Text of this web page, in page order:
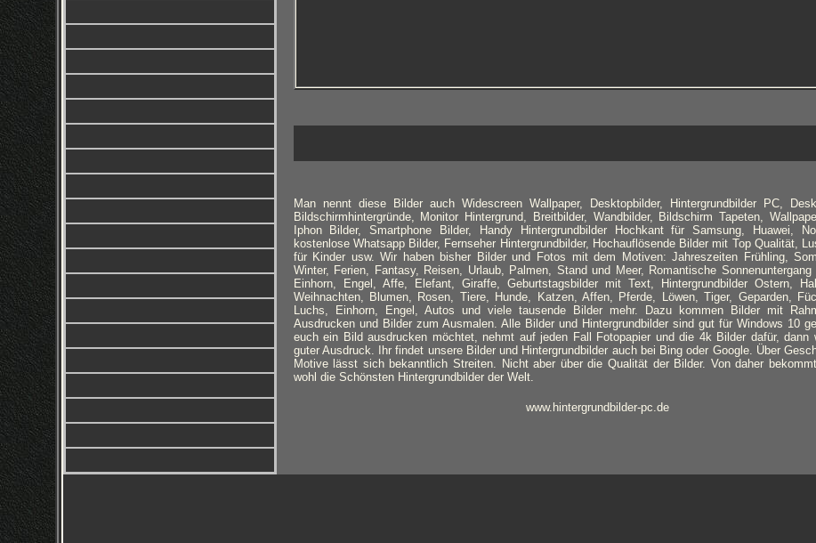
Man nennt diese Bilder auch Widescreen Wallpaper, Desktopbilder, Hintergrundbilder PC,
Bildschirmhintergründe, Monitor Hintergrund, Breitbilder, Wandbilder, Bildschirm Tapeten,
Iphon Bilder, Smartphone Bilder, Handy Hintergrundbilder Hochkant für Samsung, Huawei,
kostenlose Whatsapp Bilder, Fernseher Hintergrundbilder, Hochauflösende Bilder mit Top Qualität,
für Kinder usw. Wir haben bisher Bilder und Fotos mit dem Motiven: Jahreszeiten Frühling,
Winter, Ferien, Fantasy, Reisen, Urlaub, Palmen, Stand und Meer, Romantische Sonnenuntergang
Einhorn, Engel, Affe, Elefant, Giraffe, Geburtstagsbilder mit Text, Hintergrundbilder Ostern,
Weihnachten, Blumen, Rosen, Tiere, Hunde, Katzen, Affen, Pferde, Löwen, Tiger, Geparden,
Luchs, Einhorn, Engel, Autos und viele tausende Bilder mehr. Dazu kommen Bilder mit
Ausdrucken und Bilder zum Ausmalen. Alle Bilder und Hintergrundbilder sind gut für Windows 10
euch ein Bild ausdrucken möchtet, nehmt auf jeden Fall Fotopapier und die 4k Bilder dafür, dann
guter Ausdruck. Ihr findet unsere Bilder und Hintergrundbilder auch bei Bing oder Google. Über
Motive lässt sich bekanntlich Streiten. Nicht aber über die Qualität der Bilder. Von daher
wohl die Schönsten Hintergrundbilder der Welt.
www.hintergrundbilder-pc.de